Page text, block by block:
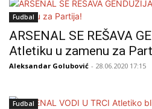
Fudbal
ARSENAL SE REŠAVA
Atletiku u zamenu za
Aleksandar Golubović - 28.06.2020 17:15
Fudbal